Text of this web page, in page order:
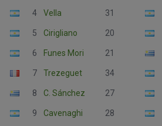
4 Vella 31
5 Cirigliano 20
6 Funes Mori 21
7 Trezeguet 34
8 C. Sánchez 27
9 Cavenaghi 28